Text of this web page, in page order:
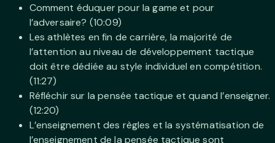
Comment éduquer pour la game et pour
l’adversaire? (10:09)
Les athlètes en fin de carrière, la majorité de
l’attention au niveau de développement tactique
doit être dédiée au style individuel en compétition.
(11:27)
Réfléchir sur la pensée tactique et quand l’enseigner.
(12:20)
L’enseignement des règles et la systématisation de
l’enseignement de la pensée tactique sont